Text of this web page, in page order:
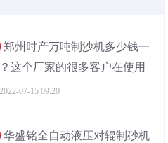
郑州时产万吨制沙机多少钱一
这个厂家的很多客户在使用
2022-07-15 09:20
华盛铭全自动液压对辊制砂机